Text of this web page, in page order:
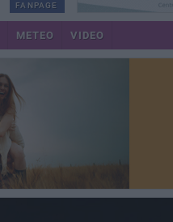
FANPAGE
METEO VIDEO